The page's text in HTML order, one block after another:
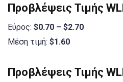
Προβλέψεις Τιμής
Εύρος: $0.70 – $2.70
Μέση τιμή: $1.60
Προβλέψεις Τιμής